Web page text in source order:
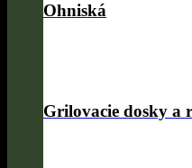
Ohniská
Grilovacie dosky a